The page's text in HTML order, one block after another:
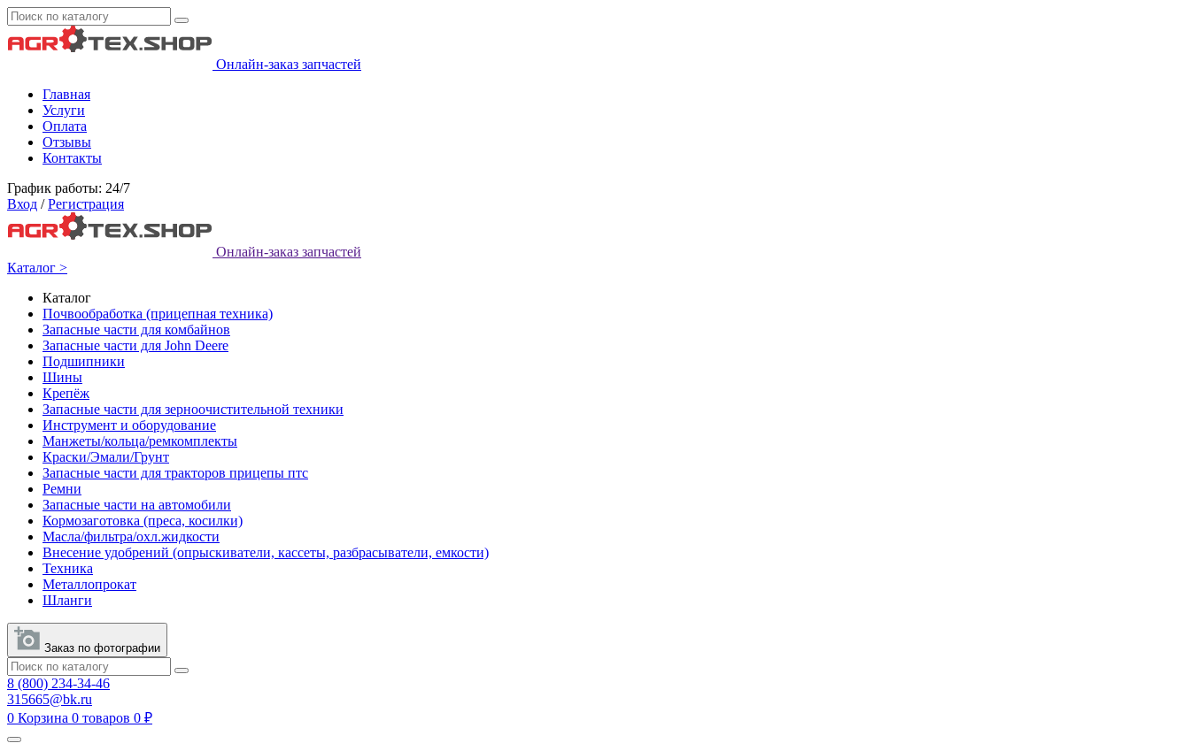
Онлайн-заказ запчастей
Главная
Услуги
Оплата
Отзывы
Контакты
График работы: 24/7
Вход / Регистрация
Онлайн-заказ запчастей
Каталог >
Каталог
Почвообработка (прицепная техника)
Запасные части для комбайнов
Запасные части для John Deere
Подшипники
Шины
Крепёж
Запасные части для зерноочистительной техники
Инструмент и оборудование
Манжеты/кольца/ремкомплекты
Краски/Эмали/Грунт
Запасные части для тракторов прицепы птс
Ремни
Запасные части на автомобили
Кормозаготовка (преса, косилки)
Масла/фильтра/охл.жидкости
Внесение удобрений (опрыскиватели, кассеты, разбрасыватели, емкости)
Техника
Металлопрокат
Шланги
Заказ по фотографии
8 (800) 234-34-46
315665@bk.ru
0 Корзина 0 товаров 0 ₽